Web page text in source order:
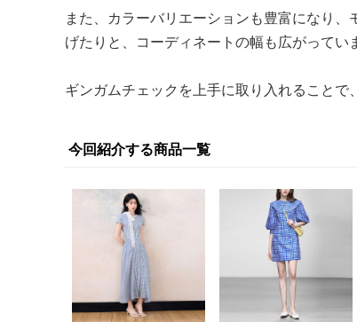
また、カラーバリエーションも豊富になり
げたりと、コーディネートの幅も広がってい
ギンガムチェックを上手に取り入れることで
今回紹介する商品一覧